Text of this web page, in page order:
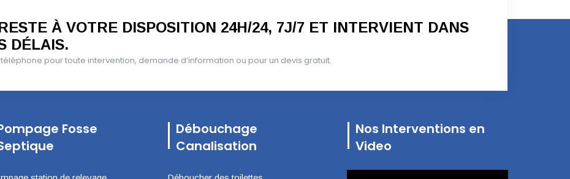
À VOTRE DISPOSITION 24H/24, 7J/7 ET INTERVIENT DANS
DÉLAIS.
pour toute intervention, demande d’information ou pour un devis gratuit.
Fosse
Débouchage
Canalisation
Nos Interventions en
Video